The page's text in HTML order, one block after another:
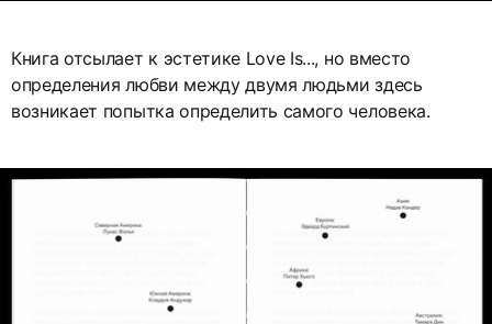
Книга отсылает к эстетике Love Is..., но вместо
определения любви между двумя людьми здесь
возникает попытка определить самого человека.